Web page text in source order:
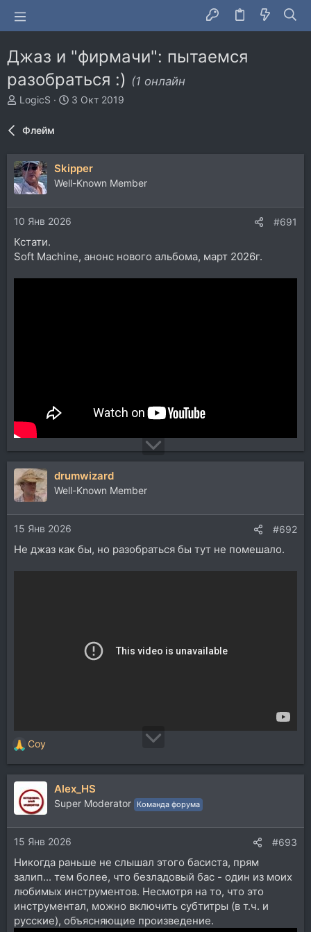
Джаз и "фирмачи": пытаемся
разобраться :) (1 онлайн
А
р
т
е
м
LogicS
Д
н
а
ч
3 Окт 2019
Флейм
Skipper
Well-Known Member
10 Янв 2026 #691
Кстати.
Soft Machine, анонс нового альбома, март 2026г.
drumwizard
Well-Known Member
15 Янв 2026 #692
Не джаз как бы, но разобраться бы тут не помешало.
Р
е
а
ц
и
и
:
Coy
Alex_HS
Super Moderator Команда форума
15 Янв 2026 #693
Никогда раньше не слышал этого басиста, прям
залип... тем более, что безладовый бас - один из моих
любимых инструментов. Несмотря на то, что это
инструментал, можно включить субтитры (в т.ч. и
русские), объясняющие произведение.